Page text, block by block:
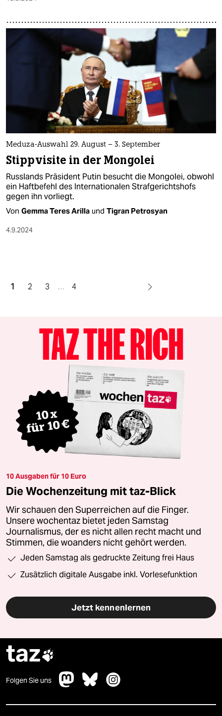
Meduza-Auswahl 29. August – 3. September
Stippvisite in der Mongolei
Russlands Präsident Putin besucht die Mongolei, obwohl
ein Haftbefehl des Internationalen Strafgerichtshofs
gegen ihn vorliegt.
Von Gemma Teres Arilla und Tigran Petrosyan
4.9.2024
1 2 3 … 4
10 Ausgaben für 10 Euro
Die Wochenzeitung mit taz-Blick
Wir schauen den Superreichen auf die Finger.
Unsere wochentaz bietet jeden Samstag
Journalismus, der es nicht allen recht macht und
Stimmen, die woanders nicht gehört werden.
Jeden Samstag als gedruckte Zeitung frei Haus
Zusätzlich digitale Ausgabe inkl. Vorlesefunktion
Jetzt kennenlernen
taz
Folgen Sie uns